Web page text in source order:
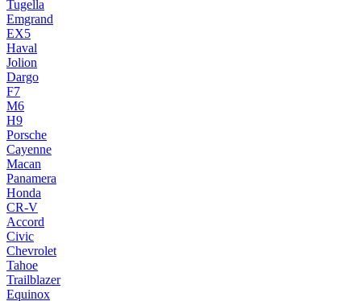
Tugella
Emgrand
EX5
Haval
Jolion
Dargo
F7
M6
H9
Porsche
Cayenne
Macan
Panamera
Honda
CR-V
Accord
Civic
Chevrolet
Tahoe
Trailblazer
Equinox